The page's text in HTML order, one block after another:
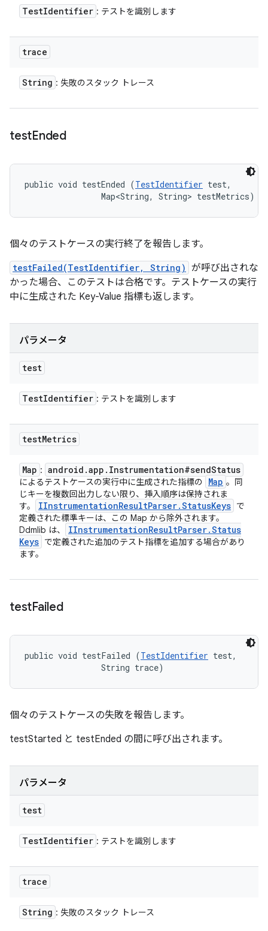
TestIdentifier : テストを識別します
trace
String : 失敗のスタック トレース
testEnded
public void testEnded (TestIdentifier test,
                Map<String, String> testMetrics)
個々のテストケースの実行終了を報告します。
testFailed(TestIdentifier, String) が呼び出されな
かった場合、このテストは合格です。テストケースの実行
中に生成された Key-Value 指標も返します。
パラメータ
test
TestIdentifier : テストを識別します
testMetrics
Map : android .app . Instrumentation#sendStatus
によるテストケースの実行中に生成された指標の Map 。同
じキーを複数回出力しない限り、挿入順序は保持されま
す。
IInstrumentationResultParser.StatusKeys で
定義された標準キーは、この Map から除外されます。
Ddmlib は、
IInstrumentationResultParser.Status
Keys で定義された追加のテスト指標を追加する場合があり
ます。
testFailed
public void testFailed (TestIdentifier test,
                String trace)
個々のテストケースの失敗を報告します。
testStarted と testEnded の間に呼び出されます。
パラメータ
test
TestIdentifier : テストを識別します
trace
String : 失敗のスタック トレース